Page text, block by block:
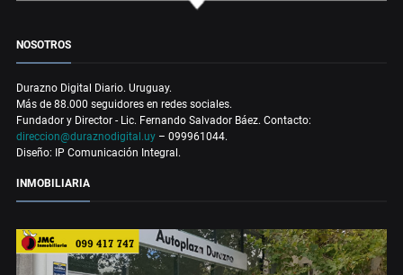
NOSOTROS
Durazno Digital Diario. Uruguay.
Más de 88.000 seguidores en redes sociales.
Fundador y Director - Lic. Fernando Salvador Báez. Contacto:
direccion@duraznodigital.uy – 099961044.
Diseño: IP Comunicación Integral.
INMOBILIARIA